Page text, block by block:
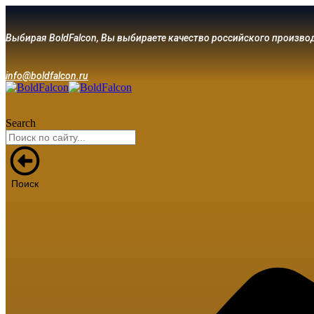
Выбирая BoldFalcon, Вы выбираете качество российского
info@boldfalcon.ru
Search
Поиск